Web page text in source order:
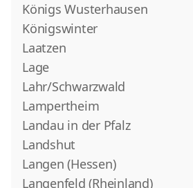
Königs Wusterhausen
Königswinter
Laatzen
Lage
Lahr/Schwarzwald
Lampertheim
Landau in der Pfalz
Landshut
Langen (Hessen)
Langenfeld (Rheinland)